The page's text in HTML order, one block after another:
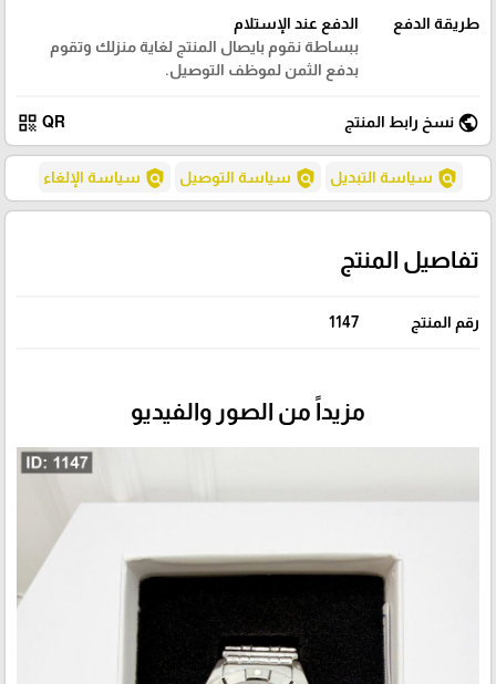
طريقة الدفع
الدفع عند الإستلام
ببساطة نقوم بايصال المنتج لغاية منزلك وتقوم
بدفع الثمن لموظف التوصيل.
public نسخ رابط المنتج QR
qr_code
policy سياسة التبديل policy سياسة التوصيل policy سياسة الإلغاء
تفاصيل المنتج
رقم المنتج 1147
مزيداً من الصور والفيديو